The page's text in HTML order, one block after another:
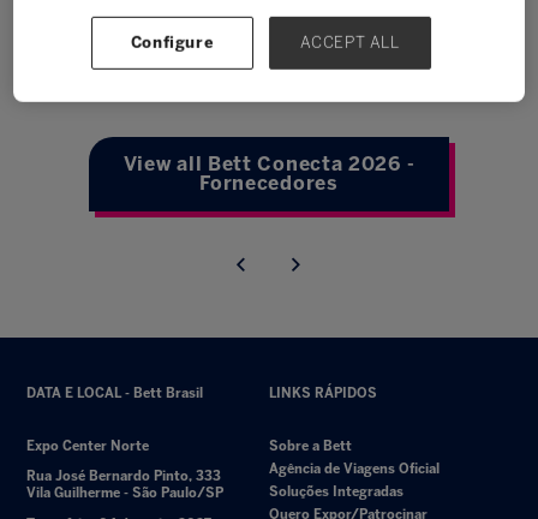
View all Bett Conecta 2026 -
Fornecedores
DATA E LOCAL - Bett Brasil
Expo Center Norte
Rua José Bernardo Pinto, 333
Vila Guilherme - São Paulo/SP
LINKS RÁPIDOS
Sobre a Bett
Agência de Viagens Oficial
Soluções Integradas
Quero Expor/Patrocinar
Configure ACCEPT ALL